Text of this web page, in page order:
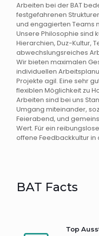
Arbeiten bei der BAT
festgefahrenen
und engagierten Teams
Unsere Philosophie sind
Hierarchien, Duz-Kultur,
abwechslungsreiches
Wir bieten maximalen
individuellen
Projekte agil. Eine sehr
flexiblen Möglichkeit zu
Arbeiten sind bei uns
Umgang miteinander,
Feierabend, und
Wert. Für ein
offene Feedbackkultur in
BAT Facts
Top